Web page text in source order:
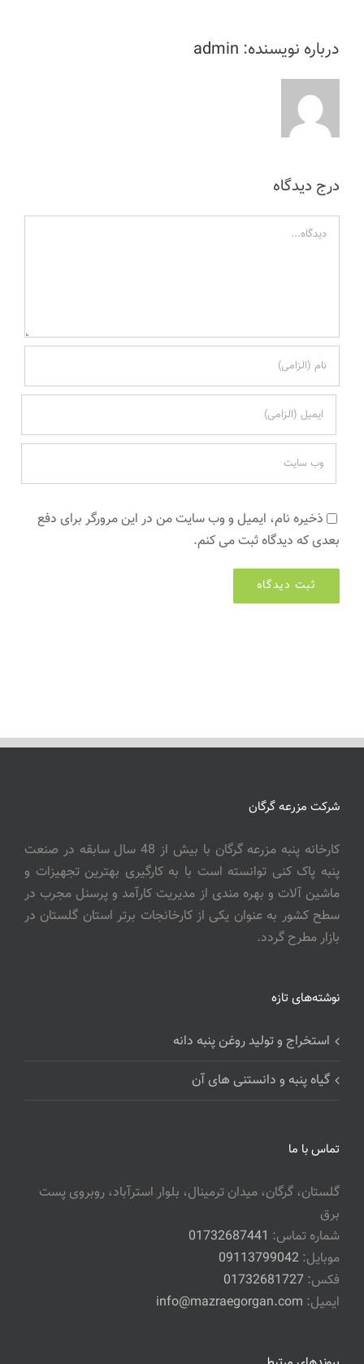
درباره نویسنده: admin
درج دیدگاه
دیدگاه
ذخیره نام، ایمیل و وب سایت من در این مرورگر برای دفع
بعدی که دیدگاه ثبت می کنم.
شرکت مزرعه گرگان
کارخانه پنبه مزرعه گرگان با بیش از 48 سال سابقه در صنعت
پنبه پاک کنی توانسته است با به کارگیری بهترین تجهیزات و
ماشین آلات و بهره مندی از مدیریت کارآمد و پرسنل مجرب در
سطح کشور به عنوان یکی از کارخانجات برتر استان گلستان در
بازار مطرح گردد.
نوشته‌های تازه
استخراج و تولید روغن پنبه دانه
گیاه پنبه و دانستنی های آن
تماس با ما
گلستان، گرگان، میدان ترمینال، بلوار استرآباد، روبروی پست
برق
شماره تماس: 01732687441
موبایل: 09113799042
فکس: 01732681727
ایمیل: info@mazraegorgan.com